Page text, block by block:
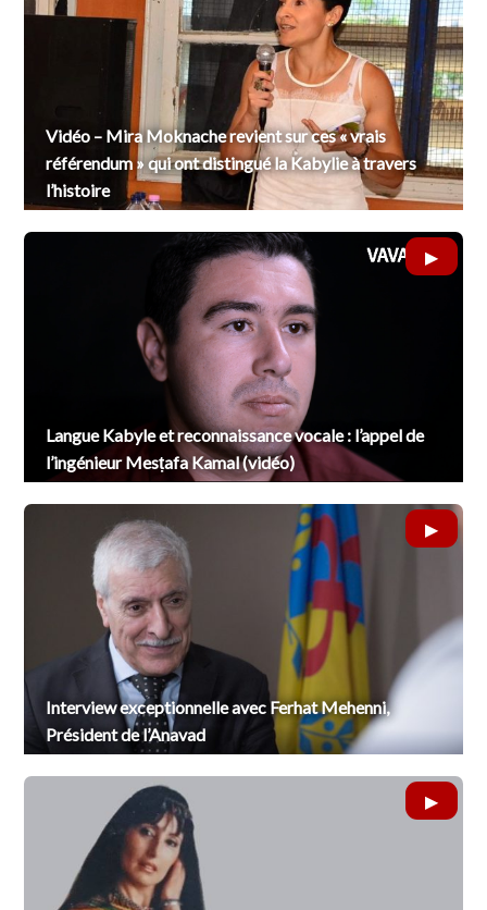
Vidéo – Mira Moknache revient sur ces « vrais
référendum » qui ont distingué la Kabylie à travers
l’histoire
Langue Kabyle et reconnaissance vocale : l’appel de
l’ingénieur Mesṭafa Kamal (vidéo)
Interview exceptionnelle avec Ferhat Mehenni,
Président de l’Anavad